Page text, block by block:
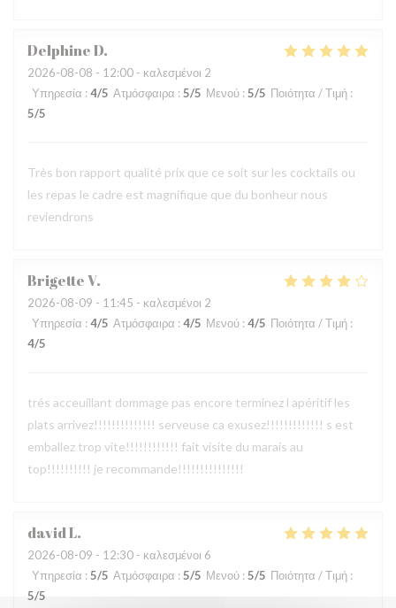
DelphineD
2026-08-08 - 12:00 - καλεσμένοι 2
Υπηρεσία : 4/5 Ατμόσφαιρα : 5/5 Μενού : 5/5 Ποιότητα / Τιμή :
5/5
Très bon rapport qualité prix que ce soit sur les cocktails ou
les repas le cadre est magnifique que du bonheur nous
reviendrons
BrigetteV
2026-08-09 - 11:45 - καλεσμένοι 2
Υπηρεσία : 4/5 Ατμόσφαιρα : 4/5 Μενού : 4/5 Ποιότητα / Τιμή :
4/5
trés acceuillant dommage pas encore terminez l apéritif les
plats arrivez!!!!!!!!!!!!!! serveuse ca exusez!!!!!!!!!!!!! s est
emballez trop vite!!!!!!!!!!!! fait visite du marais au
top!!!!!!!!!! je recommande!!!!!!!!!!!!!!!
davidL
2026-08-09 - 12:30 - καλεσμένοι 6
Υπηρεσία : 5/5 Ατμόσφαιρα : 5/5 Μενού : 5/5 Ποιότητα / Τιμή :
5/5